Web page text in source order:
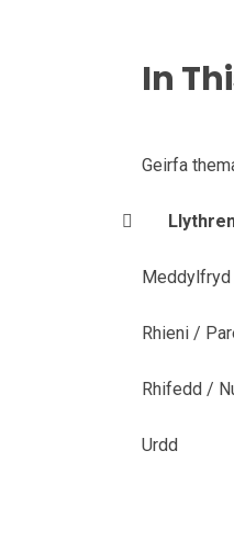
In
Geirfa
Rhieni /
Rhifedd /
Urdd